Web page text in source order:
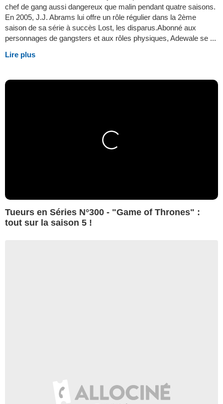
chef de gang aussi dangereux que malin pendant quatre saisons.
En 2005, J.J. Abrams lui offre un rôle régulier dans la 2ème
saison de sa série à succès Lost, les disparus.Abonné aux
personnages de gangsters et aux rôles physiques, Adewale se ...
Lire plus
Tueurs en Séries N°300 - "Game of Thrones" :
tout sur la saison 5 !